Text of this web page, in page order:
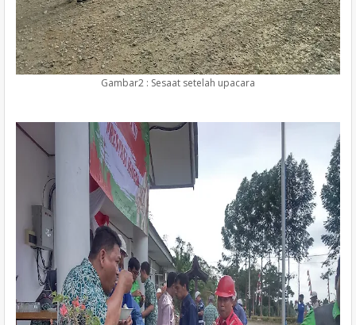
Gambar2 : Sesaat setelah upacara